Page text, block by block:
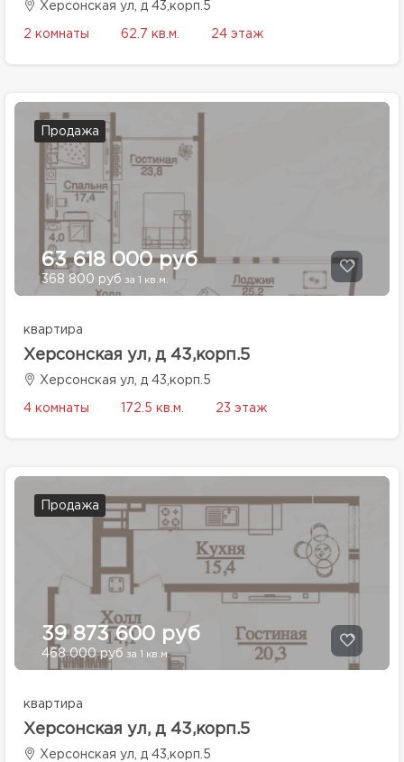
Херсонская ул, д 43,корп.5
2 комнаты 62.7 кв.м. 24 этаж
Продажа
63 618 000 руб
368 800 руб за 1 кв.м.
квартира
Херсонская ул, д 43,корп.5
Херсонская ул, д 43,корп.5
4 комнаты 172.5 кв.м. 23 этаж
Продажа
39 873 600 руб
468 000 руб за 1 кв.м.
квартира
Херсонская ул, д 43,корп.5
Херсонская ул, д 43,корп.5